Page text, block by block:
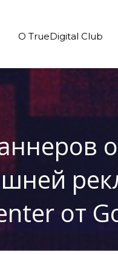
О TrueDigital Club
от